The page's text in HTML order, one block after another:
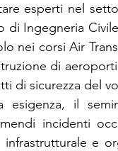
esperti nel
di Ingegneria
nei corsi Air
di
di sicurezza del
esigenza, il
incidenti
e